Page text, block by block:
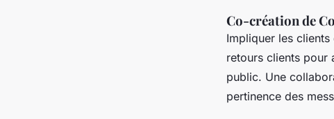
Co-création de
Impliquer les
retours clients pour
public. Une
pertinence des